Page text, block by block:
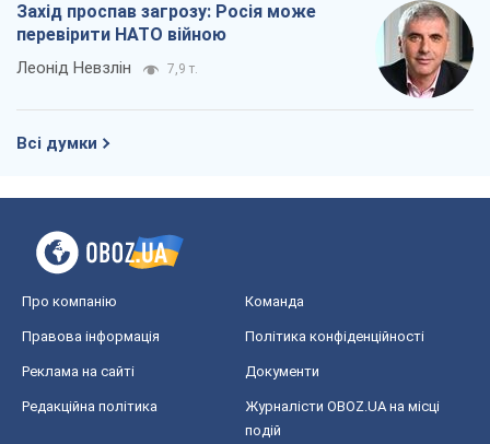
Захід проспав загрозу: Росія може
перевірити НАТО війною
Леонід Невзлін 7,9 т.
Всі думки
Про компанію Команда
Правова інформація Політика конфіденційності
Реклама на сайті Документи
Редакційна політика
Журналісти OBOZ.UA на місці
подій